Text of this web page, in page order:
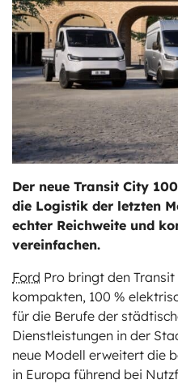
Der neue Transit City
die Logistik der letzten
echter Reichweite und
vereinfachen.
Ford Pro bringt den
kompakten, 100 %
für die Berufe der
Dienstleistungen in der
neue Modell erweitert die
in Europa führend bei